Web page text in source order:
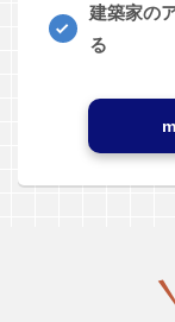
建築家の
る